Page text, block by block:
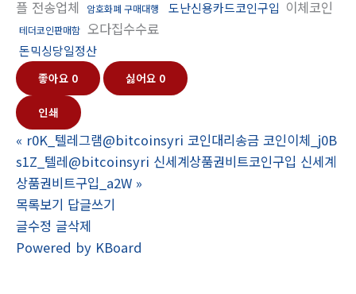
플 전송업체
암호화폐 구매대행 도난신용카드코인구입 이체코인
테더코인판매함 오다집수수료
돈믹싱당일정산
좋아요 0 싫어요 0
인쇄
« r0K_텔레그램@bitcoinsyri 코인대리송금 코인이체_j0B
s1Z_텔레@bitcoinsyri 신세계상품권비트코인구입 신세계
상품권비트구입_a2W »
목록보기 답글쓰기
글수정 글삭제
Powered by KBoard